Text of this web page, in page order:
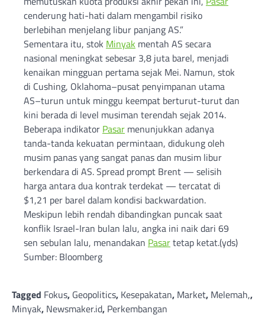
cenderung hati-hati dalam mengambil risiko
berlebihan menjelang libur panjang AS.”
Sementara itu, stok Minyak mentah AS secara
nasional meningkat sebesar 3,8 juta barel, menjadi
kenaikan mingguan pertama sejak Mei. Namun, stok
di Cushing, Oklahoma–pusat penyimpanan utama
AS–turun untuk minggu keempat berturut-turut dan
kini berada di level musiman terendah sejak 2014.
Beberapa indikator Pasar menunjukkan adanya
tanda-tanda kekuatan permintaan, didukung oleh
musim panas yang sangat panas dan musim libur
berkendara di AS. Spread prompt Brent — selisih
harga antara dua kontrak terdekat — tercatat di
$1,21 per barel dalam kondisi backwardation.
Meskipun lebih rendah dibandingkan puncak saat
konflik Israel-Iran bulan lalu, angka ini naik dari 69
sen sebulan lalu, menandakan Pasartetap ketat.(yds)
Sumber: Bloomberg
Tagged Fokus, Geopolitics, Kesepakatan, Market, Melemah,,
Minyak, Newsmaker.id, Perkembangan